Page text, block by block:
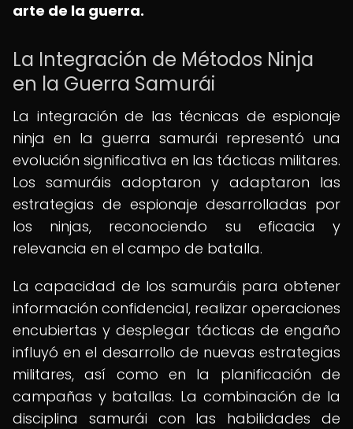
arte de la guerra.
La Integración de Métodos Ninja
en la Guerra Samurái
La integración de las técnicas de espionaje
ninja en la guerra samurái representó una
evolución significativa en las tácticas militares.
Los samuráis adoptaron y adaptaron las
estrategias de espionaje desarrolladas por
los ninjas, reconociendo su eficacia y
relevancia en el campo de batalla.
La capacidad de los samuráis para obtener
información confidencial, realizar operaciones
encubiertas y desplegar tácticas de engaño
influyó en el desarrollo de nuevas estrategias
militares, así como en la planificación de
campañas y batallas. La combinación de la
disciplina samurái con las habilidades de